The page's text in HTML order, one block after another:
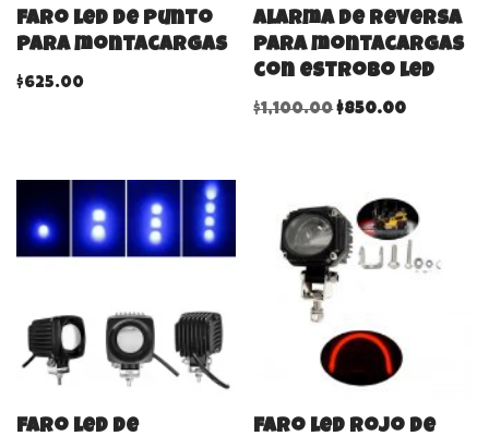
Faro led de punto
para montacargas
$625.00
Alarma de reversa
para montacargas
con estrobo led
$1,100.00 $850.00
Faro led de
Faro led rojo de